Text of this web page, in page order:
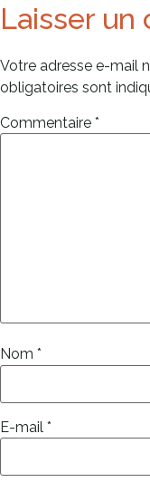
Laisser
Votre adresse e-mail
obligatoires sont
Commentaire *
Nom *
E-mail *